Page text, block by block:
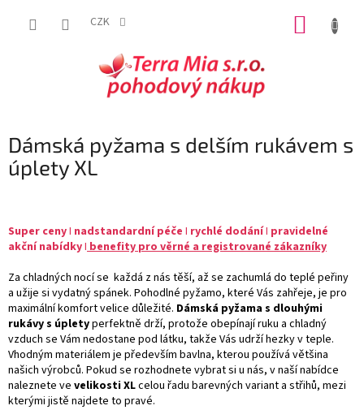
CZK
Dámská pyžama s delším rukávem s
úplety XL
Super cenyI nadstandardní péče I rychlé dodáníI pravidelné
akční nabídkyI benefity pro věrné a registrované zákazníky
Za chladných nocí se každá z nás těší, až se zachumlá do teplé peřiny
a užije si vydatný spánek. Pohodlné pyžamo, které Vás zahřeje, je pro
maximální komfort velice důležité. Dámská pyžama s dlouhými
rukávy s úpletyperfektně drží, protože obepínají ruku a chladný
vzduch se Vám nedostane pod látku, takže Vás udrží hezky v teple.
Vhodným materiálem je především bavlna, kterou používá většina
našich výrobců. Pokud se rozhodnete vybrat si u nás, v naší nabídce
naleznete ve velikosti XLcelou řadu barevných variant a střihů, mezi
kterými jistě najdete to pravé.